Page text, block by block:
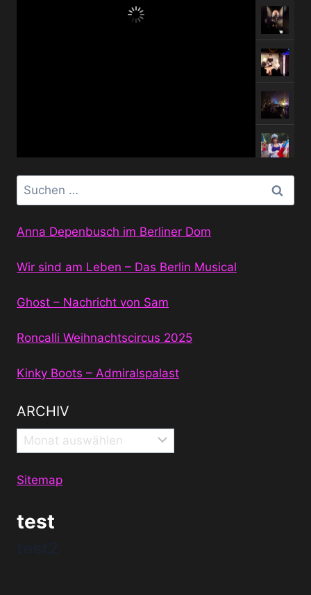
Suchen
nach:
Anna Depenbusch im Berliner Dom
Wir sind am Leben – Das Berlin Musical
Ghost – Nachricht von Sam
Roncalli Weihnachtscircus 2025
Kinky Boots – Admiralspalast
ARCHIV
Archiv
Sitemap
test